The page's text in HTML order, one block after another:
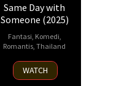
Same Day with
Someone (2025)
Fantasi Komedi
Romantis Thailand
18
Sep
Rangsima
Akarawiwat
WATCH